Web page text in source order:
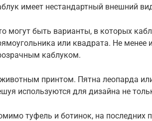
имеет нестандартный внешний
могут быть варианты, в которых
или квадрата. Не менее
каблуком.
принтом. Пятна леопарда
используются для дизайна не
туфель и ботинок, на последних